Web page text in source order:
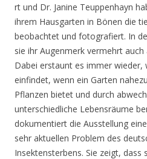
rt und Dr. Janine Teuppenhayn
ihrem Hausgarten in Bönen die
beobachtet und fotografiert. In
sie ihr Augenmerk vermehrt
Dabei erstaunt es immer wieder,
einfindet, wenn ein Garten
Pflanzen bietet und durch
unterschiedliche Lebensräume
dokumentiert die Ausstellung
sehr aktuellen Problem des
Insektensterbens. Sie zeigt, dass